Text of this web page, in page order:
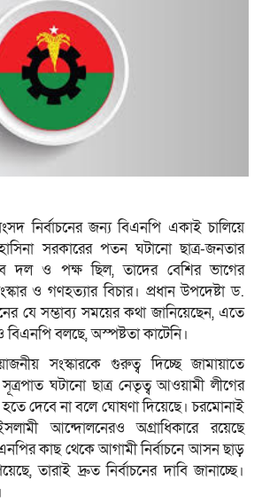
নির্বাচনের জন্য বিএনপি একাই চালিয়ে
সরকারের পতন ঘটানো ছাত্র-জনতার
দল ও পক্ষ ছিল, তাদের বেশির ভাগের
ও গণহত্যার বিচার। প্রধান উপদেষ্টা ড.
যে সম্ভাব্য সময়ের কথা জানিয়েছেন, এতে
বিএনপি বলছে, অস্পষ্টতা কাটেনি।
সংস্কারকে গুরুত্ব দিচ্ছে জামায়াতে
ঘটানো ছাত্র নেতৃত্ব আওয়ামী লীগের
হতে দেবে না বলে ঘোষণা দিয়েছে। চরমোনাই
আন্দোলনেরও অগ্রাধিকারে রয়েছে
কাছ থেকে আগামী নির্বাচনে আসন ছাড়
তারাই দ্রুত নির্বাচনের দাবি জানাচ্ছে।